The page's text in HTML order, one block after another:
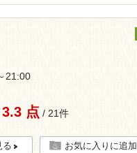
21:00
3.3 点 / 21件
る お気に入りに追加